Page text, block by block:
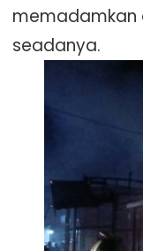
memadamkan
seadanya.